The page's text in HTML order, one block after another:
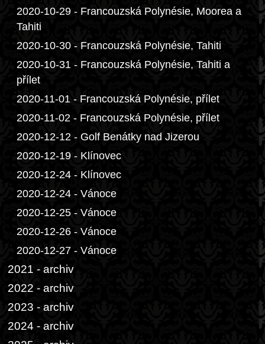
2020-10-29 - Francouzská Polynésie, Moorea a
Tahiti
2020-10-30 - Francouzská Polynésie, Tahiti
2020-10-31 - Francouzská Polynésie, Tahiti a
přílet
2020-11-01 - Francouzská Polynésie, přílet
2020-11-02 - Francouzská Polynésie, přílet
2020-12-12 - Golf Benátky nad Jizerou
2020-12-19 - Klínovec
2020-12-24 - Klínovec
2020-12-24 - Vánoce
2020-12-25 - Vánoce
2020-12-26 - Vánoce
2020-12-27 - Vánoce
2021 - archiv
2022 - archiv
2023 - archiv
2024 - archiv